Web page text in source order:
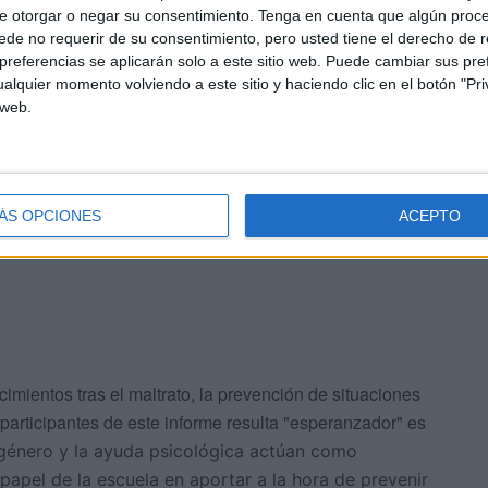
otorgar o negar su consentimiento. Tenga en cuenta que algún
no requerir de su consentimiento, pero usted tiene el derecho de
se aplicarán solo a este sitio web. Puede cambiar sus
momento volviendo a este sitio y haciendo clic en el botón
OPCIONES ACEPTO
situaciones ayuda a paliar el daño.
es cómo la influencia de haber vivido en un
o reducir el riesgo de reproducir estos
maltratada puede ayudar a "reducir" el
con ella de las situaciones vividas puede contribuir a
tras el maltrato, la prevención de situaciones
de este informe resulta "esperanzador" es
y la ayuda psicológica actúan como
de la escuela en aportar a la hora de prevenir